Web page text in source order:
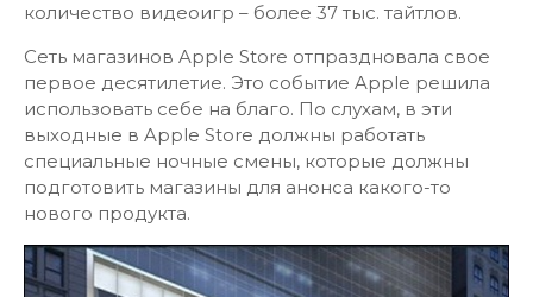
количество видеоигр – более 37 тыс. тайтлов.
Сеть магазинов Apple Store отпраздновала свое
первое десятилетие. Это событие Apple решила
использовать себе на благо. По слухам, в эти
выходные в Apple Store должны работать
специальные ночные смены, которые должны
подготовить магазины для анонса какого-то
нового продукта.